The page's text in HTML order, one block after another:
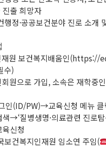
출 희망자
행정·공공보건분야 진로 소개
재원 보건복지배움인
수)
원으로 가입, 소속은 재학중
인(ID/PW)→교육신청 메뉴
색→‘질병생명·의료관련 진로
신청
보건복지인재원 임소연 주임(